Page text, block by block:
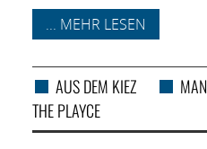
... MEHR LESEN
AUS DEM KIEZ
THE PLAYCE